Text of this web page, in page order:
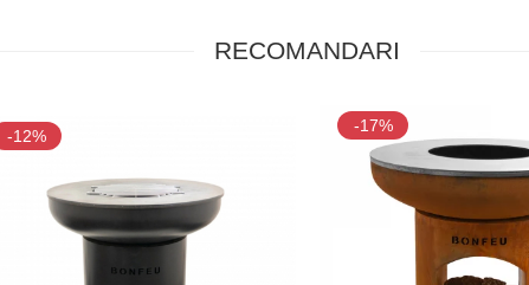
RECOMANDARI
-12%
-17%